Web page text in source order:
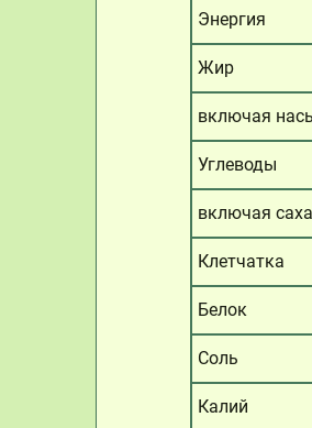
Энергия
Жир
включая
Углеводы
включая
Клетчатка
Белок
Соль
Калий